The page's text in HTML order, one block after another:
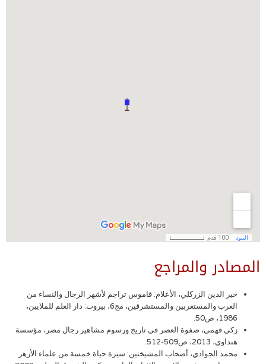
المصادر والمراجع
خير الدين الزركلي، الأعلام: قاموس تراجم لأشهر الرجال والنساء من
العرب والمستعربين والمستشرقين، مج6، بيروت: دار العلم للملايين،
1986، ص50.
زكي فهمي، صفوة العصر في تاريخ ورسوم مشاهير رجال مصر، مؤسسة
هنداوي، 2013، ص509-512.
محمد الجوادي، أصحاب المشيختين: سيرة حياة خمسة من علماء الأزهر